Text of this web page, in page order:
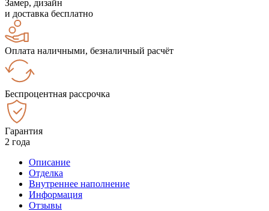
Замер, дизайн
и доставка бесплатно
Оплата наличными, безналичный расчёт
Беспроцентная рассрочка
Гарантия
2 года
Описание
Отделка
Внутреннее наполнение
Информация
Отзывы